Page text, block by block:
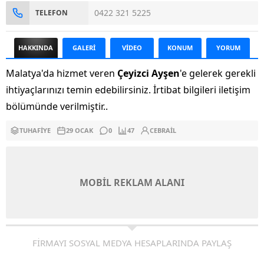
TELEFON 0422 321 5225
HAKKINDA GALERİ VİDEO KONUM YORUM
Malatya'da hizmet veren Çeyizci Ayşen'e gelerek gerekli
ihtiyaçlarınızı temin edebilirsiniz. İrtibat bilgileri iletişim
bölümünde verilmiştir..
TUHAFIYE 29 OCAK 0 47 CEBRAIL
MOBİL REKLAM ALANI
FİRMAYI SOSYAL MEDYA HESAPLARINDA PAYLAŞ